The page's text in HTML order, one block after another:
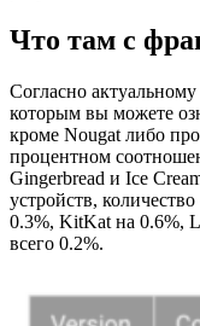
Что там с
Согласно
которым вы можете
кроме Nougat либо
процентном
Gingerbread и Ice
устройств,
0.3%, KitKat на 0.6%,
всего 0.2%.